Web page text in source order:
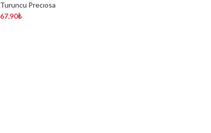
Turuncu Precıosa
67.90₺